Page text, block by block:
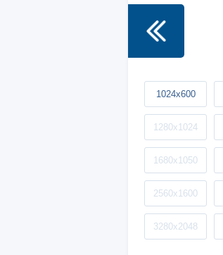
1024x600
1280x1024
1680x1050
2560x1600
3280x2048